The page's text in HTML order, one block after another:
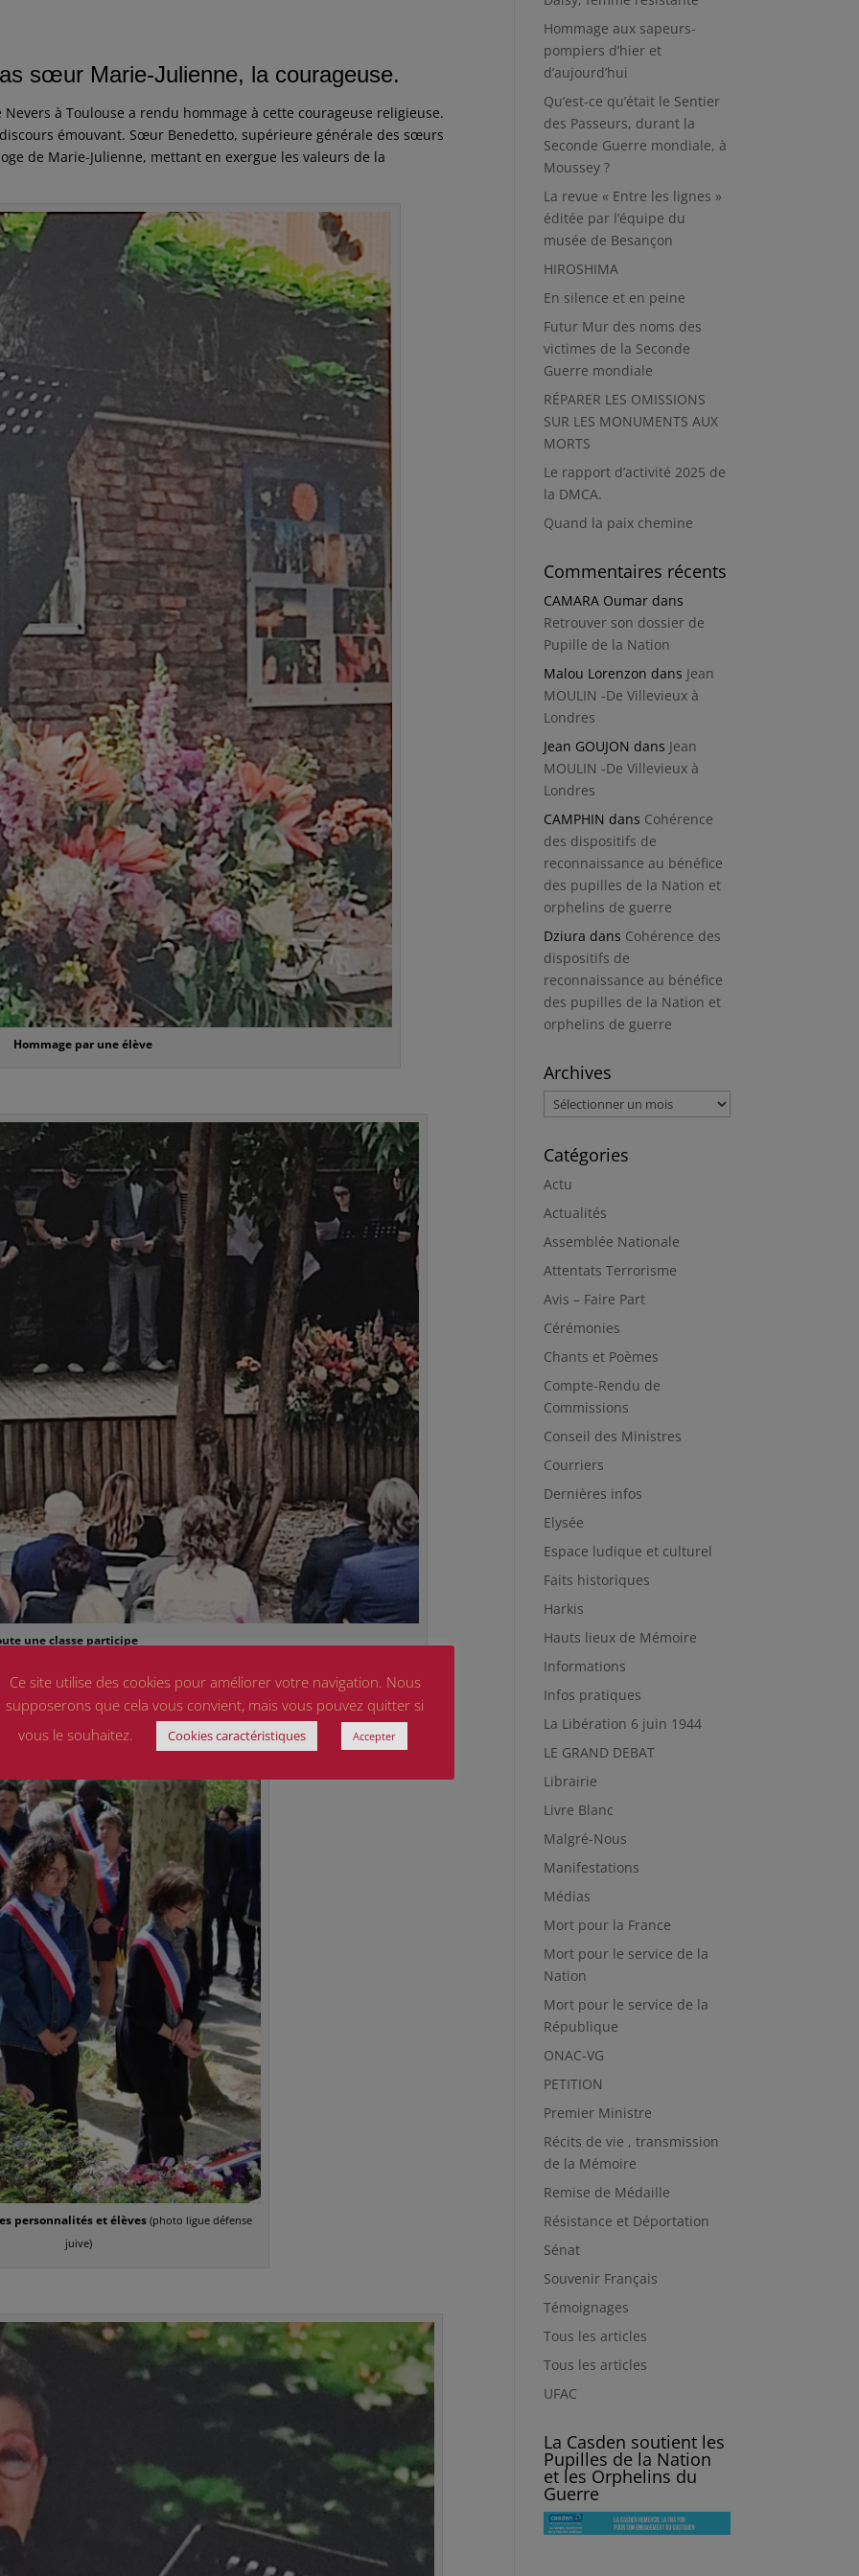
Marie-Julienne, la courageuse.
à Toulouse a rendu hommage à cette courageuse religieuse.
émouvant. Sœur Benedetto, supérieure générale des sœurs
de Marie-Julienne, mettant en exergue les valeurs de la
Hommage par une élève
une classe participe
personnalités et élèves (photo ligue défense
juive)
Hommage aux sapeurs-
pompiers d’hier et
d’aujourd’hui
Qu’est-ce qu’était le Sentier
des Passeurs, durant la
Seconde Guerre mondiale, à
Moussey ?
La revue « Entre les lignes »
éditée par l’équipe du
musée de Besançon
HIROSHIMA
En silence et en peine
Futur Mur des noms des
victimes de la Seconde
Guerre mondiale
RÉPARER LES OMISSIONS
SUR LES MONUMENTS AUX
MORTS
Le rapport d’activité 2025 de
la DMCA.
Quand la paix chemine
Commentaires récents
CAMARA Oumar dans
Retrouver son dossier de
Pupille de la Nation
Malou Lorenzon dans Jean
MOULIN -De Villevieux à
Londres
Jean GOUJON dans Jean
MOULIN -De Villevieux à
Londres
CAMPHIN dans Cohérence
des dispositifs de
reconnaissance au bénéfice
des pupilles de la Nation et
orphelins de guerre
Dziura dans Cohérence des
dispositifs de
reconnaissance au bénéfice
des pupilles de la Nation et
orphelins de guerre
Archives
Archives
Catégories
Actu
Actualités
Assemblée Nationale
Attentats Terrorisme
Avis – Faire Part
Cérémonies
Chants et Poèmes
Compte-Rendu de
Commissions
Conseil des Ministres
Courriers
Dernières infos
Elysée
Espace ludique et culturel
Faits historiques
Harkis
Hauts lieux de Mémoire
Informations
Infos pratiques
La Libération 6 juin 1944
LE GRAND DEBAT
Librairie
Livre Blanc
Malgré-Nous
Manifestations
Médias
Mort pour la France
Mort pour le service de la
Nation
Mort pour le service de la
République
ONAC-VG
PETITION
Premier Ministre
Récits de vie , transmission
de la Mémoire
Remise de Médaille
Résistance et Déportation
Sénat
Souvenir Français
Témoignages
Tous les articles
Tous les articles
UFAC
La Casden soutient les
Pupilles de la Nation
et les Orphelins du
Guerre
Ce site utilise des cookies pour améliorer votre navigation. Nous
supposerons que cela vous convient, mais vous pouvez quitter si
vous le souhaitez.
Cookies caractéristiques Accepter